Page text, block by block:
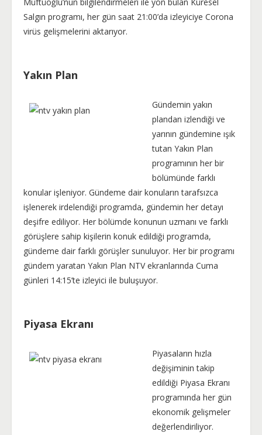
Salgın programı, her gün saat 21:00’da izleyiciye Corona
virüs gelişmelerini aktarıyor.
Yakın Plan
Gündemin yakın
plandan izlendiği ve
yarının gündemine ışık
tutan Yakın Plan
programının her bir
bölümünde farklı
konular işleniyor. Gündeme dair konuların tarafsızca
işlenerek irdelendiği programda, gündemin her detayı
deşifre ediliyor. Her bölümde konunun uzmanı ve farklı
görüşlere sahip kişilerin konuk edildiği programda,
gündeme dair farklı görüşler sunuluyor. Her bir programı
gündem yaratan Yakın Plan NTV ekranlarında Cuma
günleri 14:15’te izleyici ile buluşuyor.
Piyasa Ekranı
Piyasaların hızla
değişiminin takip
edildiği Piyasa Ekranı
programında her gün
ekonomik gelişmeler
değerlendiriliyor.